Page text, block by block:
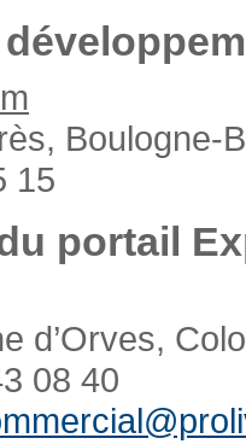
Boulogne-
15
portail
d’Orves,
08 40